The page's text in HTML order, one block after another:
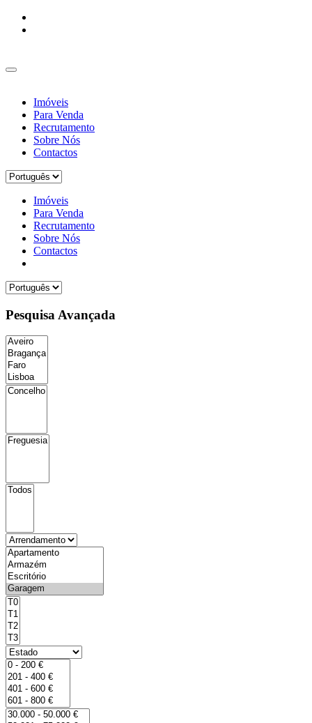
Imóveis
Para Venda
Recrutamento
Sobre Nós
Contactos
Imóveis
Para Venda
Recrutamento
Sobre Nós
Contactos
Pesquisa Avançada